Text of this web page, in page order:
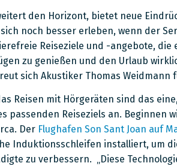
den Horizont, bietet neue
noch besser erleben, wenn der
Reiseziele und -angebote, die
zu genießen und den Urlaub
sich Akustiker Thomas Weidmann
Reisen mit Hörgeräten sind das
passenden Reiseziels an. Beginnen
Der Flughafen Son Sant Joan auf
Induktionsschleifen installiert, um
zu verbessern. „Diese